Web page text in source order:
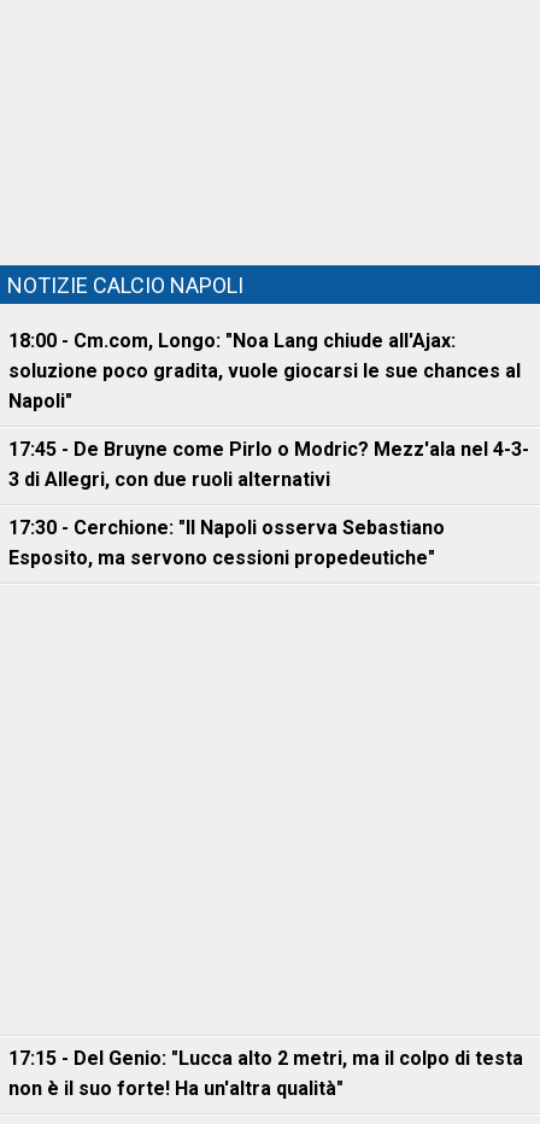
NOTIZIE CALCIO NAPOLI
18:00 - Cm.com, Longo: "Noa Lang chiude all'Ajax:
soluzione poco gradita, vuole giocarsi le sue chances al
Napoli"
17:45 - De Bruyne come Pirlo o Modric? Mezz'ala nel 4-3-
3 di Allegri, con due ruoli alternativi
17:30 - Cerchione: "Il Napoli osserva Sebastiano
Esposito, ma servono cessioni propedeutiche"
17:15 - Del Genio: "Lucca alto 2 metri, ma il colpo di testa
non è il suo forte! Ha un'altra qualità"